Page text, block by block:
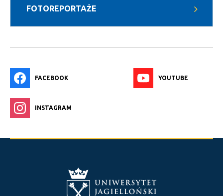
FOTOREPORTAŻE
FACEBOOK YOUTUBE
INSTAGRAM